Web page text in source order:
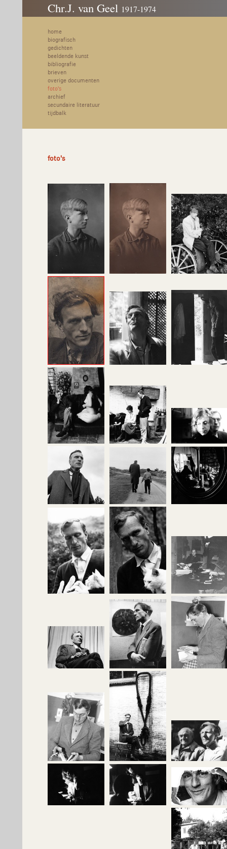
Chr.J. van Geel 1917-1974
home
biografisch
gedichten
beeldende kunst
bibliografie
brieven
overige documenten
foto's
archief
secundaire literatuur
tijdbalk
foto's